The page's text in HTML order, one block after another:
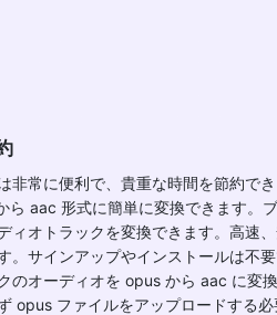
非常に便利で、貴重な時間を節約でき
ら aac 形式に簡単に変換できます。
ィオトラックを変換できます。高速
。サインアップやインストールは不
のオーディオを opus から aac に変
opus ファイルをアップロードする